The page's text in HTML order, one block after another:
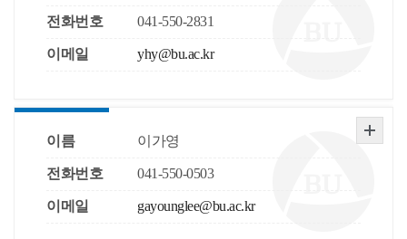
전화번호 041-550-2831
이메일 yhy@bu.ac.kr
이름 이가영
전화번호 041-550-0503
이메일 gayounglee@bu.ac.kr